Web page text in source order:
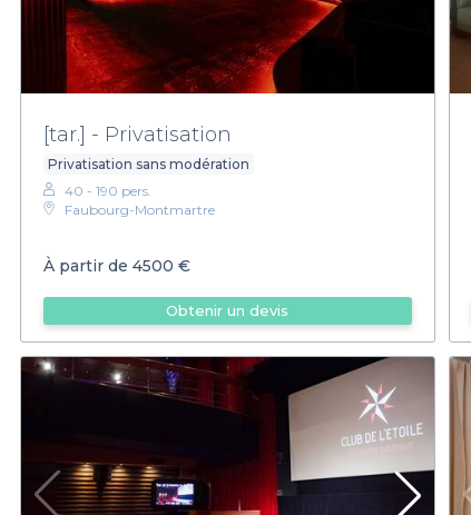
[tar.] - Privatisation
Privatisation sans modération
40 - 190 pers.
Faubourg-Montmartre
À partir de 4500 €
Obtenir un devis